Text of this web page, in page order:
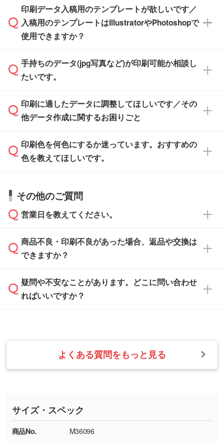
※土日祝日を除く営業日換算です。
※沖縄・離島は追加日数がかかります。
ザインソフトがなくても安心です。
また、「データ作成サービス
せいただければ、弊社にて無料でデザインデー
タを1点作成いたします。
IllustratorやPhotoshop、CLIP STUDIOなどのデ
ザインソフトでこだわりのデザインを作成した
い方は、完全データ入稿
積・ご注文フォームにアップロードしてご入稿
ください。
ご入稿後は経験豊富なスタッフがデータに不備
がないかチェックし、お客様と確認してから印
刷に進みますので、ご安心ください。
印刷データ入稿用のテンプレートが欲しいです／
入稿用のテンプレートはIllustratorやPhotoshopで
使用できますか？
一部商品は入稿用テンプレートのご用意があり
ます。各商品ページの『印刷方法・テンプレー
入稿用のテンプレートはPDF形式ですが、
IllustratorやPhotoshopで開いてご利用いただけ
方」をご確認ください。
手持ちのデータ(jpg写真など)が印刷可能か相談し
たいです。
印刷に適したデータ・解像度かどうか、担当ス
タッフが事前に確認いたします。
ムへ添付いただくか、担当スタッフ宛にメール
でお送りください。
い合わせください。
なお、印刷用データの作り方に関する詳細は、
印刷に適したデータに調整してほしいです／その
他データ作成に関するお困りごと
データ作成でお困りの際には、担当スタッフが
サポートいたしますのでお気軽にご相談くださ
から添付してお送りください。
・解像度の低いデータをトレース/調整してほ
しい
解像度の低い画像や、手書きのイラスト、写真
などを、印刷に適したベクターデータに変換し
・フルカラーデータを1色に変換してほしい
・1色印刷でグラデーションや濃淡を表現した
い
す。→詳しく見る
・コーポレートカラーを使って印刷したい／印
印刷色を何色にするか迷っています。おすすめの
色を教えてほしいです。
相談いただきますと、担当スタッフがお客様の
ご希望や商品の本体色を確認し、印刷色をご提
本体色がブラック、ネイビーなど濃色の場合は
白色か淡い色の印刷色をおすすめしておりま
す。
本体色がナチュラルなど淡色の場合、印刷をく
っきりと目立たせたいときは濃い印刷色が、柔
らかい雰囲気にしたいときは淡い印刷色が映え
また、お選びいただいた印刷色が本体色に合わ
ない場合や仕上がりに影響しそうな場合は、ス
タッフから別の色をご案内することもございま
その他のご質問
営業日を教えてください。
営業日は平日の10:00～18:00で、土日祝日はお
休みとなります。注文・見積・お問い合わせ
速やかに対応いたします。
商品不良・印刷不良があった場合、返品や交換は
できますか？
お手数をお掛けいたしますが、至急担当スタッ
フまでご連絡ください。商品の状況を確認し、
・お届け時に商品が損傷・故障している場合
・ご注文と異なる商品が届いた場合
・印刷不良があった場合
※詳しくは「商品の良品基準について
ください。
疑問や不安なことがあります。どこに問い合わせ
ればいいですか？
業日以内に担当スタッフよりメールにてご連絡
いたします。
お急ぎの場合はお電話でのご質問も受け付けて
TEL：0422-29-9911 営業時間10:00～
18:00(土日祝日除く)
お問い合わせフォームはこちら
よくある質問をもっと見る
サイズ・スペック
商品No.
M36096